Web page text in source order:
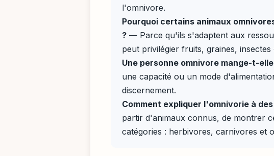
l'omnivore.
Pourquoi certains animaux
? — Parce qu'ils s'adaptent aux
peut privilégier fruits, graines,
Une personne omnivore mange-t-
une capacité ou un mode
discernement.
Comment expliquer l'omnivorie à
partir d'animaux connus, de montrer
catégories : herbivores, carnivores et